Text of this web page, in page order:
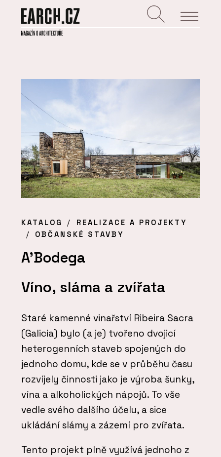
KATALOG
REALIZACE A PROJEKTY
OBČANSKÉ STAVBY
A’Bodega
Víno, sláma a zvířata
Staré kamenné vinařství Ribeira Sacra
(Galicia) bylo (a je) tvořeno dvojicí
heterogenních staveb spojených do
jednoho domu, kde se v průběhu času
rozvíjely činnosti jako je výroba šunky,
vína a alkoholických nápojů. To vše
vedle svého dalšího účelu, a sice
ukládání slámy a zázemí pro zvířata.
Tento projekt plně využívá jednoho z